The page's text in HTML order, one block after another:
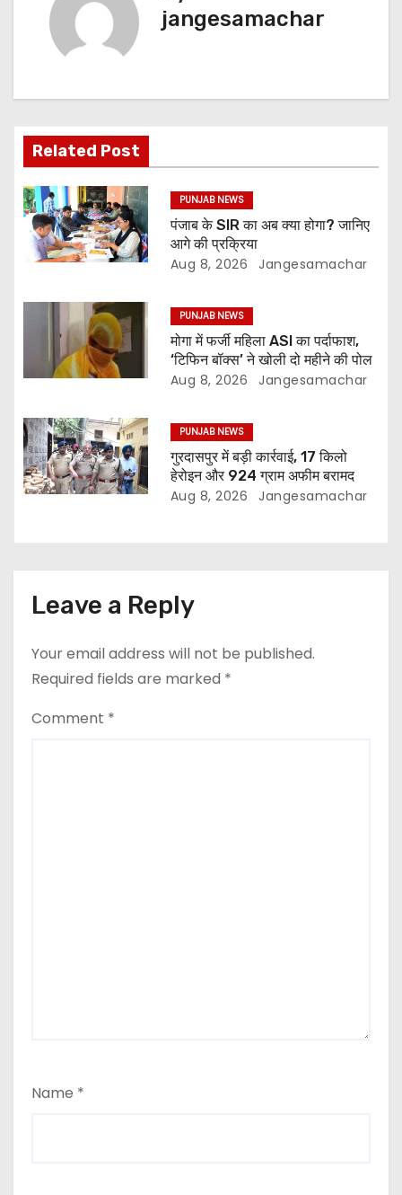
jangesamachar
Related Post
PUNJAB NEWS
पंजाब के SIR का अब क्या होगा? जानिए
आगे की प्रक्रिया
Aug 8, 2026 Jangesamachar
PUNJAB NEWS
मोगा में फर्जी महिला ASI का पर्दाफाश,
‘टिफिन बॉक्स’ ने खोली दो महीने की पोल
Aug 8, 2026 Jangesamachar
PUNJAB NEWS
गुरदासपुर में बड़ी कार्रवाई, 17 किलो
हेरोइन और 924 ग्राम अफीम बरामद
Aug 8, 2026 Jangesamachar
Leave a Reply
Your email address will not be published.
Required fields are marked *
Comment *
Name *